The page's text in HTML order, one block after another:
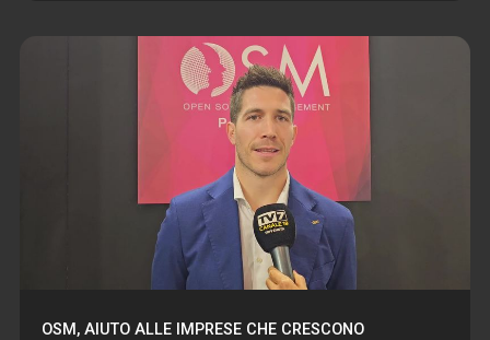
OSM, AIUTO ALLE IMPRESE CHE CRESCONO